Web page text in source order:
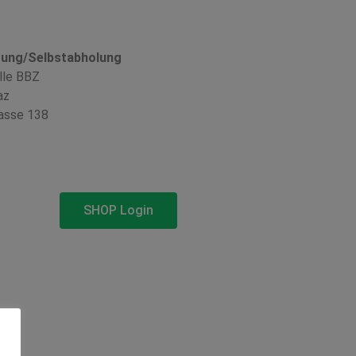
Selbstabholung
BBZ
138
SHOP Login